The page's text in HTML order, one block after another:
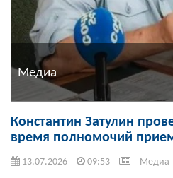
Медиа
Константин Затулин
время полномочий
13.07.2026 09:53 Медиа